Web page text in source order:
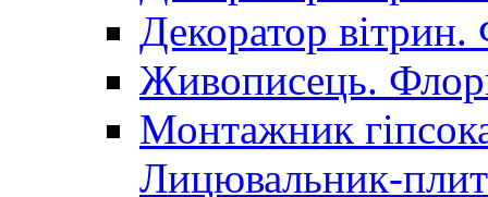
Декоратор вітрин.
Живописець.
Монтажник
Лицювальник-